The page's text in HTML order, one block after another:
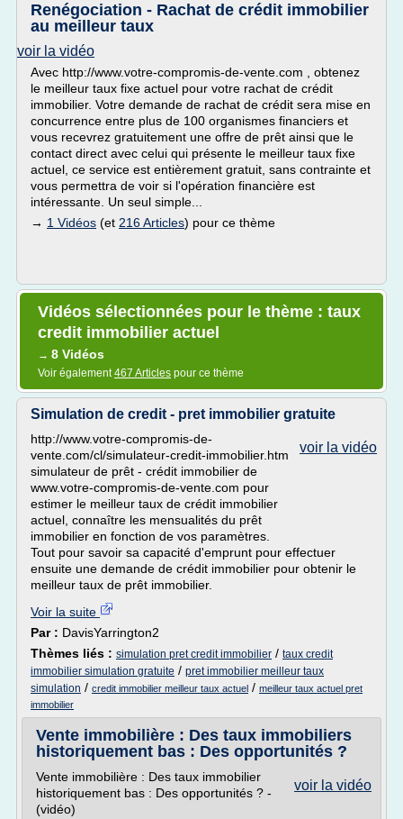
Renégociation - Rachat de crédit immobilier
au meilleur taux
voir la vidéo
Avec http://www.votre-compromis-de-vente.com , obtenez
le meilleur taux fixe actuel pour votre rachat de crédit
immobilier. Votre demande de rachat de crédit sera mise en
concurrence entre plus de 100 organismes financiers et
vous recevrez gratuitement une offre de prêt ainsi que le
contact direct avec celui qui présente le meilleur taux fixe
actuel, ce service est entièrement gratuit, sans contrainte et
vous permettra de voir si l'opération financière est
intéressante. Un seul simple...
→ 1 Vidéos (et 216 Articles) pour ce thème
Vidéos sélectionnées pour le thème : taux
credit immobilier actuel
→ 8 Vidéos
Voir également467 Articles pour ce thème
Simulation de credit - pret immobilier gratuite
voir la vidéo
http://www.votre-compromis-de-
vente.com/cl/simulateur-credit-immobilier.htm
simulateur de prêt - crédit immobilier de
www.votre-compromis-de-vente.com pour
estimer le meilleur taux de crédit immobilier
actuel, connaître les mensualités du prêt
immobilier en fonction de vos paramètres.
Tout pour savoir sa capacité d'emprunt pour effectuer
ensuite une demande de crédit immobilier pour obtenir le
meilleur taux de prêt immobilier.
Voir la suite
Par : DavisYarrington2
Thèmes liés : simulation pret credit immobilier / taux credit
immobilier simulation gratuite / pret immobilier meilleur taux
simulation / credit immobilier meilleur taux actuel / meilleur taux actuel pret
immobilier
Vente immobilière : Des taux immobiliers
historiquement bas : Des opportunités ?
voir la vidéo
Vente immobilière : Des taux immobilier
historiquement bas : Des opportunités ? -
(vidéo)